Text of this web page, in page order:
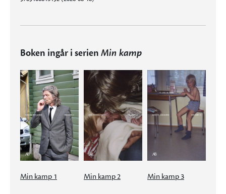
Boken ingår i serien Min kamp
Min kamp 1 Min kamp 2 Min kamp 3